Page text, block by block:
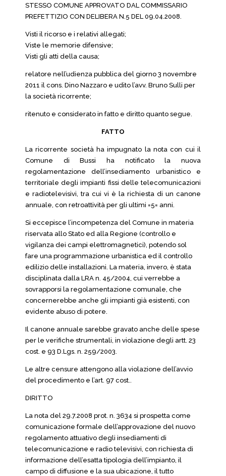
STESSO COMUNE APPROVATO DAL COMMISSARIO
PREFETTIZIO CON DELIBERA N.5 DEL 09.04.2008.
Visti il ricorso e i relativi allegati;
Viste le memorie difensive;
Visti gli atti della causa;
relatore nell’udienza pubblica del giorno 3 novembre
2011 il cons. Dino Nazzaro e udito l’avv. Bruno Sulli per
la società ricorrente;
ritenuto e considerato in fatto e diritto quanto segue.
FATTO
La ricorrente società ha impugnato la nota con cui il
Comune di Bussi ha notificato la nuova
regolamentazione dell’insediamento urbanistico e
territoriale degli impianti fissi delle telecomunicazioni
e radiotelevisivi, tra cui vi è la richiesta di un canone
annuale, con retroattività per gli ultimi =5= anni.
Si eccepisce l’incompetenza del Comune in materia
riservata allo Stato ed alla Regione (controllo e
vigilanza dei campi elettromagnetici), potendo sol
fare una programmazione urbanistica ed il controllo
edilizio delle installazioni. La materia, invero, è stata
disciplinata dalla LRA n. 45/2004, cui verrebbe a
sovrapporsi la regolamentazione comunale, che
concernerebbe anche gli impianti già esistenti, con
evidente abuso di potere.
Il canone annuale sarebbe gravato anche delle spese
per le verifiche strumentali, in violazione degli artt. 23
cost. e 93 D.Lgs. n. 259/2003.
Le altre censure attengono alla violazione dell’avvio
del procedimento e l’art. 97 cost..
DIRITTO
La nota del 29.7.2008 prot. n. 3634 si prospetta come
comunicazione formale dell’approvazione del nuovo
regolamento attuativo degli insediamenti di
telecomunicazione e radio televisivi, con richiesta di
informazione dell’esatta tipologia dell’impianto, il
campo di diffusione e la sua ubicazione, il tutto